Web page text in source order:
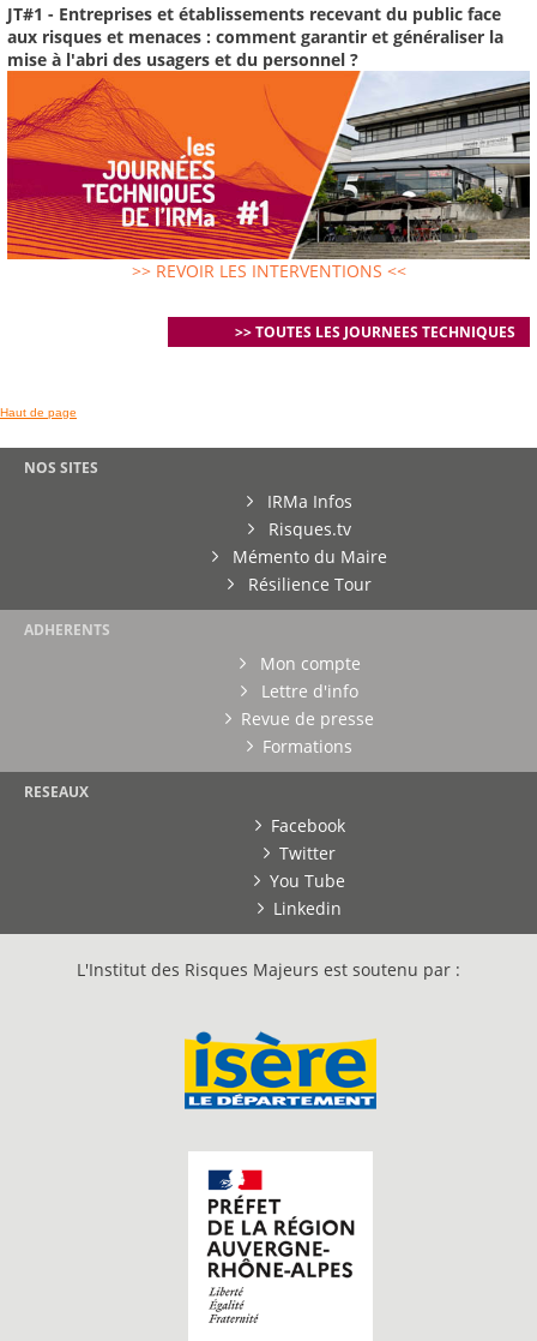
JT#1 - Entreprises et établissements recevant du public face
aux risques et menaces : comment garantir et généraliser la
mise à l'abri des usagers et du personnel ?
>> REVOIR LES INTERVENTIONS <<
>> TOUTES LES JOURNEES TECHNIQUES
Haut de page
NOS SITES
IRMa Infos
Risques.tv
Mémento du Maire
Résilience Tour
ADHERENTS
Mon compte
Lettre d'info
Revue de presse
Formations
RESEAUX
Facebook
Twitter
You Tube
Linkedin
L'Institut des Risques Majeurs est soutenu par :